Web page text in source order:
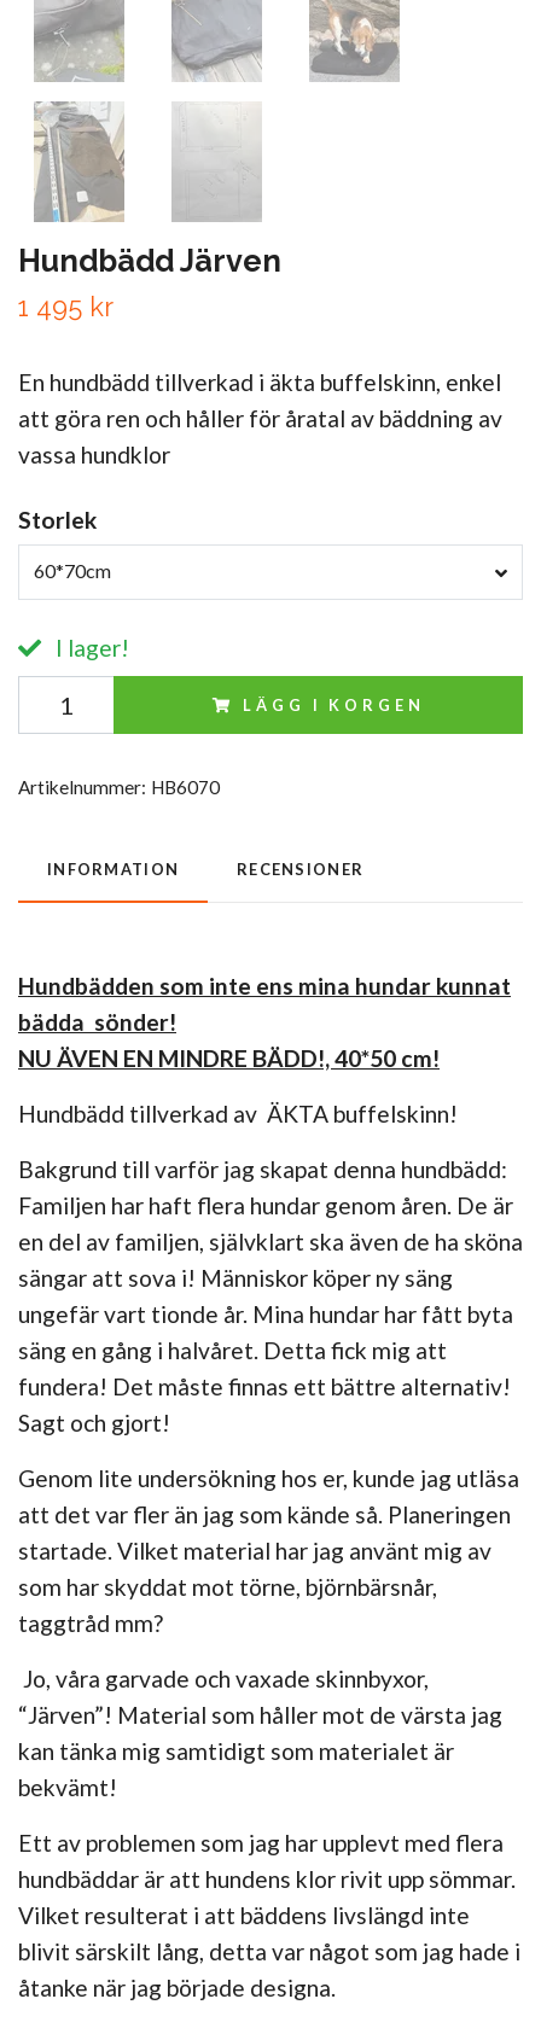
Hundbädd Järven
1 495 kr
En hundbädd tillverkad i äkta buffelskinn, enkel
att göra ren och håller för åratal av bäddning av
vassa hundklor
Storlek
60*70cm
I lager!
LÄGG I KORGEN
Artikelnummer: HB6070
INFORMATION RECENSIONER
Hundbädden som inte ens mina hundar kunnat
bädda sönder!
NU ÄVEN EN MINDRE BÄDD!, 40*50 cm!
Hundbädd tillverkad av ÄKTA buffelskinn!
Bakgrund till varför jag skapat denna hundbädd:
Familjen har haft flera hundar genom åren. De är
en del av familjen, självklart ska även de ha sköna
sängar att sova i! Människor köper ny säng
ungefär vart tionde år. Mina hundar har fått byta
säng en gång i halvåret. Detta fick mig att
fundera! Det måste finnas ett bättre alternativ!
Sagt och gjort!
Genom lite undersökning hos er, kunde jag utläsa
att det var fler än jag som kände så. Planeringen
startade. Vilket material har jag använt mig av
som har skyddat mot törne, björnbärsnår,
taggtråd mm?
Jo, våra garvade och vaxade skinnbyxor,
“Järven”! Material som håller mot de värsta jag
kan tänka mig samtidigt som materialet är
bekvämt!
Ett av problemen som jag har upplevt med flera
hundbäddar är att hundens klor rivit upp sömmar.
Vilket resulterat i att bäddens livslängd inte
blivit särskilt lång, detta var något som jag hade i
åtanke när jag började designa.